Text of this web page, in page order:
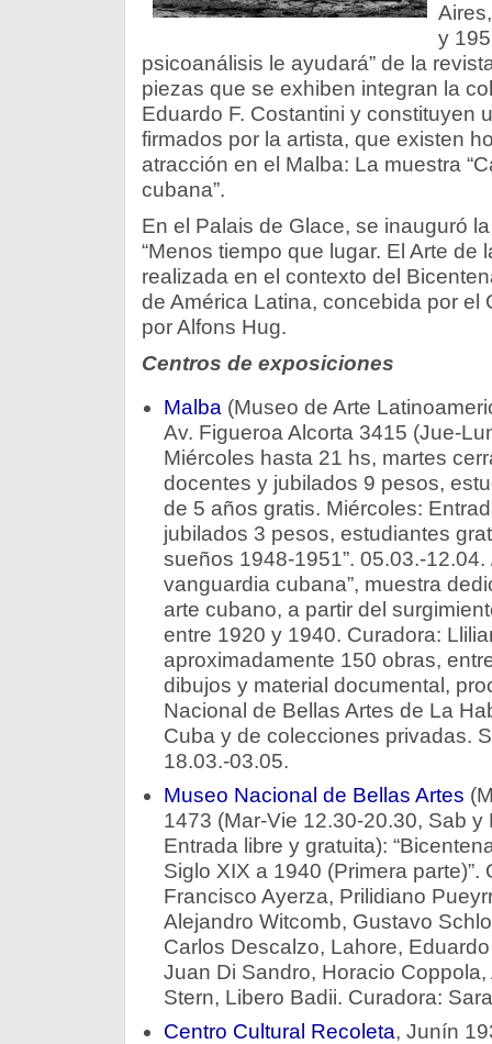
y
psicoanálisis le ayudará” de la
piezas que se exhiben integran la
Eduardo F. Costantini y constituyen
firmados por la artista, que existen
atracción en el Malba: La muestra
cubana”.
En el Palais de Glace, se inauguró
“Menos tiempo que lugar. El Arte de
realizada en el contexto del
de América Latina, concebida por el
por Alfons Hug.
Centros de exposiciones
Malba (Museo de Arte
Av. Figueroa Alcorta 3415 (Jue-
Miércoles hasta 21 hs, martes
docentes y jubilados 9 pesos,
de 5 años gratis. Miércoles:
jubilados 3 pesos, estudiantes
sueños 1948-1951”. 05.03.-12.04.
vanguardia cubana”, muestra
arte cubano, a partir del
entre 1920 y 1940. Curadora:
aproximadamente 150 obras,
dibujos y material documental,
Nacional de Bellas Artes de La
Cuba y de colecciones privadas.
18.03.-03.05.
Museo Nacional de Bellas Artes
1473 (Mar-Vie 12.30-20.30, Sab y
Entrada libre y gratuita):
Siglo XIX a 1940 (Primera
Francisco Ayerza, Prilidiano
Alejandro Witcomb, Gustavo
Carlos Descalzo, Lahore,
Juan Di Sandro, Horacio
Stern, Libero Badii. Curadora:
Centro Cultural Recoleta, Junín